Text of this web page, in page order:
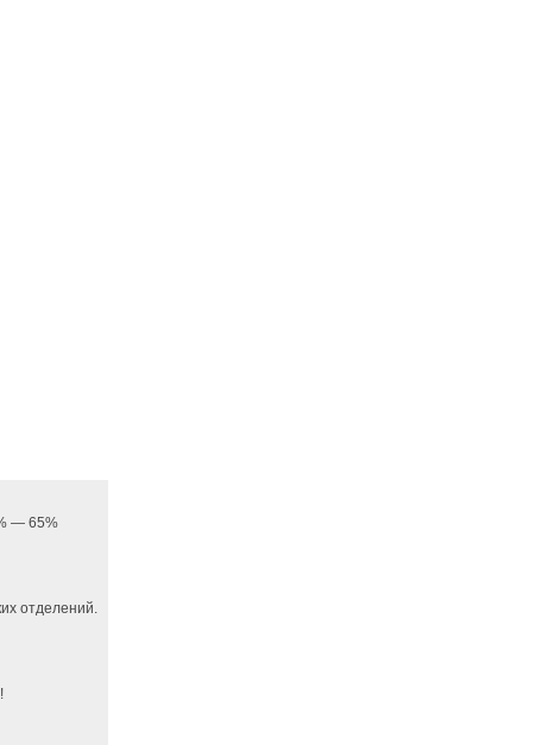
— 65%
отделений.